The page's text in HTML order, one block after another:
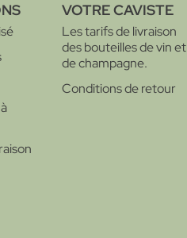
VOTRE CAVISTE
Les tarifs de livraison
des bouteilles de vin et
de champagne.
Conditions de retour